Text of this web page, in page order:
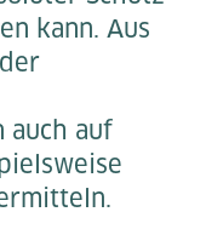
kann. Aus
auch auf